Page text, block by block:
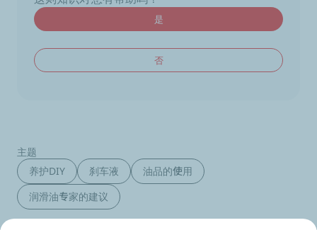
是
否
主题
养护DIY 刹车液
油品的使用
润滑油专家的建议